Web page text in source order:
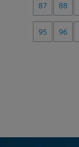
87 88
95 96